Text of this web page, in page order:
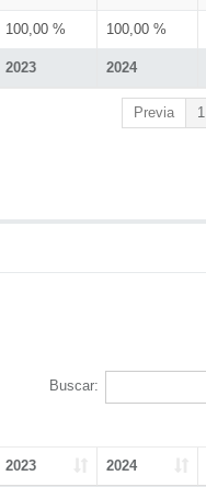
2023 2024
100,00 % 100,00 %
Previa 1
Buscar:
2023 2024